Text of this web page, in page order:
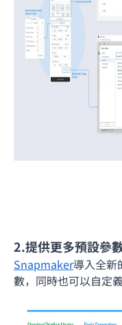
2.提供更多預設參
Snapmaker導入全新
數，同時也可以自定